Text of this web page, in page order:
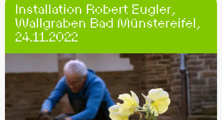
Installation Robert Eugler,
Wallgraben Bad Münstereifel,
24.11.2022